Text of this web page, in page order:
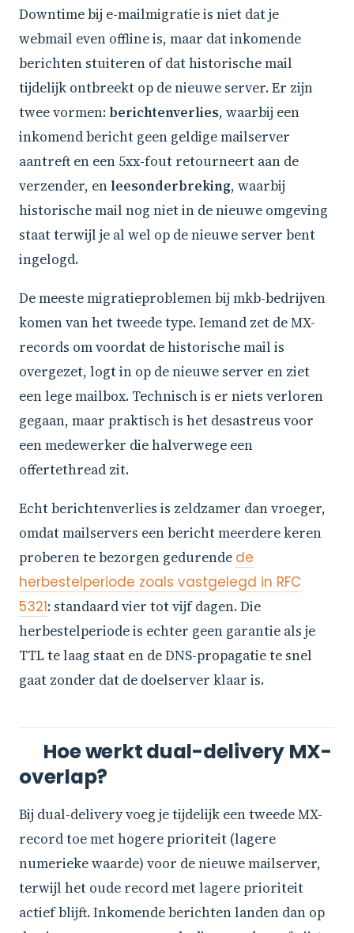
Downtime bij e-mailmigratie is niet dat je
webmail even offline is, maar dat inkomende
berichten stuiteren of dat historische mail
tijdelijk ontbreekt op de nieuwe server. Er zijn
twee vormen: berichtenverlies, waarbij een
inkomend bericht geen geldige mailserver
aantreft en een 5xx-fout retourneert aan de
verzender, enleesonderbreking, waarbij
historische mail nog niet in de nieuwe omgeving
staat terwijl je al wel op de nieuwe server bent
ingelogd.
De meeste migratieproblemen bij mkb-bedrijven
komen van het tweede type. Iemand zet de MX-
records om voordat de historische mail is
overgezet, logt in op de nieuwe server en ziet
een lege mailbox. Technisch is er niets verloren
gegaan, maar praktisch is het desastreus voor
een medewerker die halverwege een
offertethread zit.
Echt berichtenverlies is zeldzamer dan vroeger,
omdat mailservers een bericht meerdere keren
proberen te bezorgen gedurende de
herbestelperiode zoals vastgelegd in RFC
5321: standaard vier tot vijf dagen. Die
herbestelperiode is echter geen garantie als je
TTL te laag staat en de DNS-propagatie te snel
gaat zonder dat de doelserver klaar is.
Hoe werkt dual-delivery MX-
overlap?
Bij dual-delivery voeg je tijdelijk een tweede MX-
record toe met hogere prioriteit (lagere
numerieke waarde) voor de nieuwe mailserver,
terwijl het oude record met lagere prioriteit
actief blijft. Inkomende berichten landen dan op